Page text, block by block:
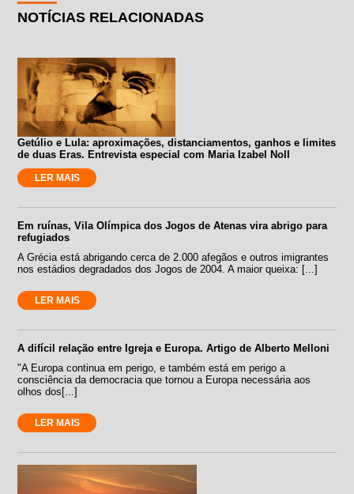
NOTÍCIAS RELACIONADAS
Getúlio e Lula: aproximações, distanciamentos, ganhos e limites
de duas Eras. Entrevista especial com Maria Izabel Noll
LER MAIS
Em ruínas, Vila Olímpica dos Jogos de Atenas vira abrigo para
refugiados
A Grécia está abrigando cerca de 2.000 afegãos e outros imigrantes
nos estádios degradados dos Jogos de 2004. A maior queixa: [...]
LER MAIS
A difícil relação entre Igreja e Europa. Artigo de Alberto Melloni
"A Europa continua em perigo, e também está em perigo a
consciência da democracia que tornou a Europa necessária aos
olhos dos[...]
LER MAIS